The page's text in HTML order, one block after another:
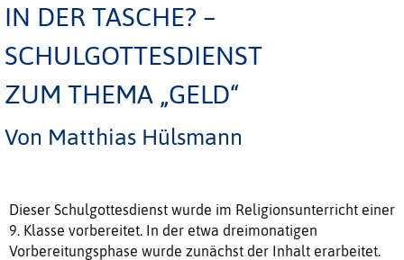
IN DER TASCHE? –
SCHULGOTTESDIENST
ZUM THEMA „GELD“
Von Matthias Hülsmann
Dieser Schulgottesdienst wurde im Religionsunterricht einer
9. Klasse vorbereitet. In der etwa dreimonatigen
Vorbereitungsphase wurde zunächst der Inhalt erarbeitet.